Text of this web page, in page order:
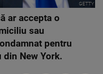
GETTY
ar accepta o
sau
pentru
New York.